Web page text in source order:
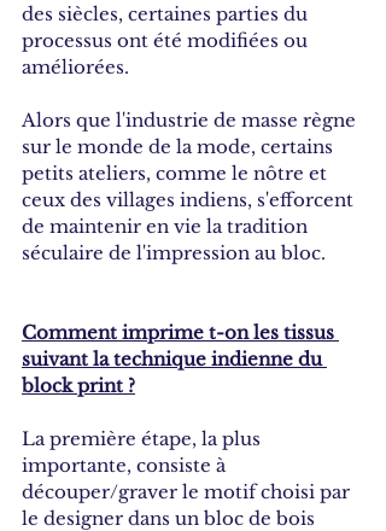
des siècles, certaines parties du
processus ont été modifiées ou
améliorées.
Alors que l'industrie de masse règne
sur le monde de la mode, certains
petits ateliers, comme le nôtre et
ceux des villages indiens, s'efforcent
de maintenir en vie la tradition
séculaire de l'impression au bloc.
Comment imprime t-on les tissus
suivant la technique indienne du
block print ?
La première étape, la plus
importante, consiste à
découper/graver le motif choisi par
le designer dans un bloc de bois